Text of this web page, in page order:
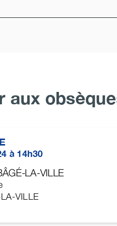
aux
à 14h30
LA-VILLE
VILLE